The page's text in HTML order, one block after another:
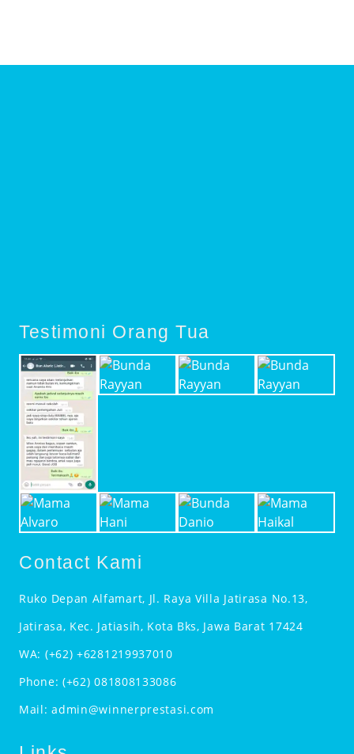
Testimoni Orang Tua
Contact Kami
Ruko Depan Alfamart, Jl. Raya Villa Jatirasa No.13,
Jatirasa, Kec. Jatiasih, Kota Bks, Jawa Barat 17424
WA: (+62) +6281219937010
Phone: (+62) 081808133086
Mail:admin@winnerprestasi.com